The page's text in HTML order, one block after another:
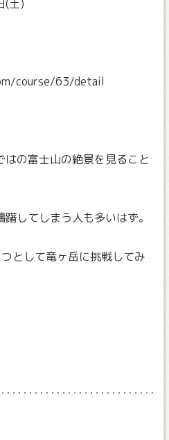
(土)
course/63/detail
の富士山の絶景を見ること
してしまう人も多いはず。
として竜ヶ岳に挑戦してみ